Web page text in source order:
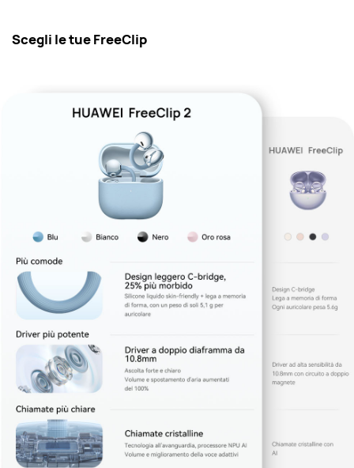
Scegli le tue FreeClip